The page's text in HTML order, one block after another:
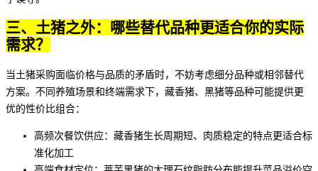
三、土猪之外：哪些替代品种更适合你的实际
需求？
当土猪采购面临价格与品质的矛盾时，不妨考虑细分品种或相邻替代
方案。不同养殖场景和终端需求下，藏香猪、黑猪等品种可能提供更
优的性价比组合：
高频次餐饮供应：藏香猪生长周期短、肉质稳定的特点更适合标
准化加工